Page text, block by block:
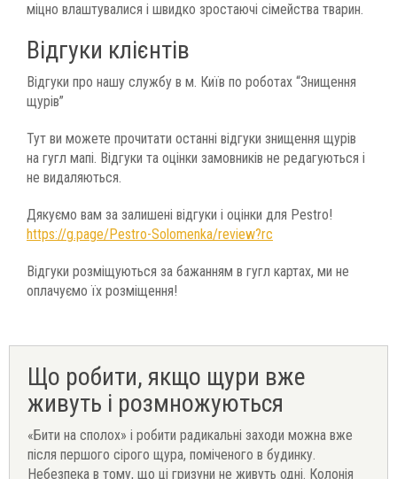
міцно влаштувалися і швидко зростаючі сімейства тварин.
Відгуки клієнтів
Відгуки про нашу службу в м. Київ по роботах “Знищення
щурів”
Тут ви можете прочитати останні відгуки знищення щурів
на гугл мапі. Відгуки та оцінки замовників не редагуються і
не видаляються.
Дякуємо вам за залишені відгуки і оцінки для Pestro!
https://g.page/Pestro-Solomenka/review?rc
Відгуки розміщуються за бажанням в гугл картах, ми не
оплачуємо їх розміщення!
Що робити, якщо щури вже
живуть і розмножуються
«Бити на сполох» і робити радикальні заходи можна вже
після першого сірого щура, поміченого в будинку.
Небезпека в тому, що ці гризуни не живуть одні. Колонія